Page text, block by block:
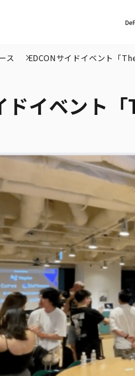
ス EDCONサイドイベント「
ドイベント